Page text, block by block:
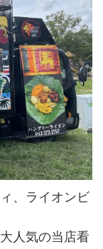
、ライオンビ
人気の当店看